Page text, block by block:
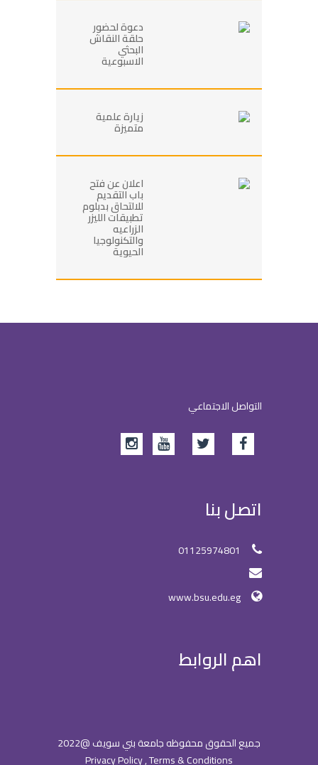
دعوة لحضور
حلقة النقاش
البحثي
الاسبوعية
زيارة علمية
متميزة
اعلان عن فتح
باب التقديم
للالتحاق بدبلوم
تطبيقات الليزر
الزراعيه
والتكنولوجيا
الحيوية
التواصل الاجتماعي
اتصل بنا
01125974801
www.bsu.edu.eg
اهم الروابط
جميع الحقوق محفوظه جامعة بني سويف @2022
Privacy Policy , Terms & Conditions